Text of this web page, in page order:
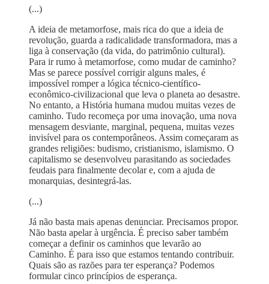
(...)
A ideia de metamorfose, mais rica do que a ideia de
revolução, guarda a radicalidade transformadora, mas a
liga à conservação (da vida, do patrimônio cultural).
Para ir rumo à metamorfose, como mudar de caminho?
Mas se parece possível corrigir alguns males, é
impossível romper a lógica técnico-científico-
econômico-civilizacional que leva o planeta ao desastre.
No entanto, a História humana mudou muitas vezes de
caminho. Tudo recomeça por uma inovação, uma nova
mensagem desviante, marginal, pequena, muitas vezes
invisível para os contemporâneos. Assim começaram as
grandes religiões: budismo, cristianismo, islamismo. O
capitalismo se desenvolveu parasitando as sociedades
feudais para finalmente decolar e, com a ajuda de
monarquias, desintegrá-las.
(...)
Já não basta mais apenas denunciar. Precisamos propor.
Não basta apelar à urgência. É preciso saber também
começar a definir os caminhos que levarão ao
Caminho. É para isso que estamos tentando contribuir.
Quais são as razões para ter esperança? Podemos
formular cinco princípios de esperança.